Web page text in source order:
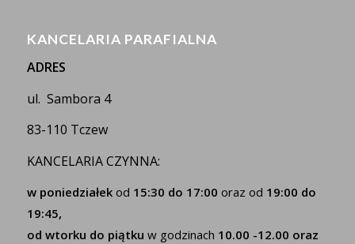
KANCELARIA PARAFIALNA
ADRES
ul. Sambora 4
83-110 Tczew
KANCELARIA CZYNNA:
w poniedziałekod 15:30 do 17:00 oraz od 19:00 do
19:45,
od wtorku do piątku w godzinach 10.00 -12.00 oraz